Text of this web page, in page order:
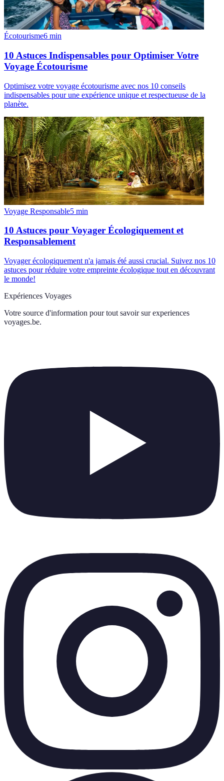
Écotourisme6 min
10 Astuces Indispensables pour Optimiser Votre
Voyage Écotourisme
Optimisez votre voyage écotourisme avec nos 10 conseils
indispensables pour une expérience unique et respectueuse de la
planète.
Voyage Responsable5 min
10 Astuces pour Voyager Écologiquement et
Responsablement
Voyager écologiquement n'a jamais été aussi crucial. Suivez nos 10
astuces pour réduire votre empreinte écologique tout en découvrant
le monde!
Expériences Voyages
Votre source d'information pour tout savoir sur experiences
voyages.be.